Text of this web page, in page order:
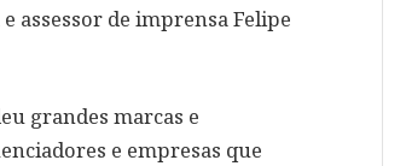
assessor de imprensa Felipe
grandes marcas e
e empresas que